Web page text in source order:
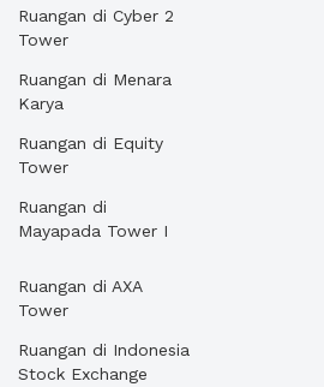
Ruangan di Cyber 2
Tower
Ruangan di Menara
Karya
Ruangan di Equity
Tower
Ruangan di
Mayapada Tower I
Ruangan di AXA
Tower
Ruangan di Indonesia
Stock Exchange